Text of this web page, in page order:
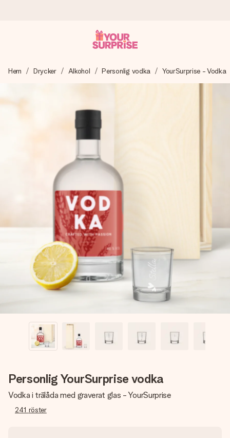
Vi skapar din gåva med omsorg och skickar den blixtsnabbt
– så att du kan ge den i precis rätt tid, när det betyder som
4,6 (baserat på +15 000 recensioner)
Våra gåvor inspirerar. Kunder ger oss 4,6 på Google
Gratis hälsning
Skapa något unikt med bara några få steg – med hennes
namn, ditt foto eller ett meddelande som verkligen berör
hennes hjärta. Inget krångel, bara med all kärlek för stunden.
Hem Drycker Alkohol Personlig vodka YourSurprise - Vodka
Personlig YourSurprise vodka
Vodka i trälåda med graverat glas - YourSurprise
241 röster